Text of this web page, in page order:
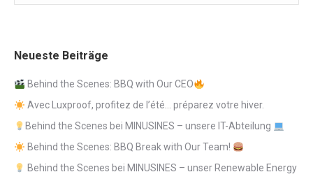
Neueste Beiträge
Behind the Scenes: BBQ with Our CEO
Avec Luxproof, profitez de l’été… préparez votre hiver.
Behind the Scenes bei MINUSINES – unsere IT-Abteilung
Behind the Scenes: BBQ Break with Our Team!
Behind the Scenes bei MINUSINES – unser Renewable Energy